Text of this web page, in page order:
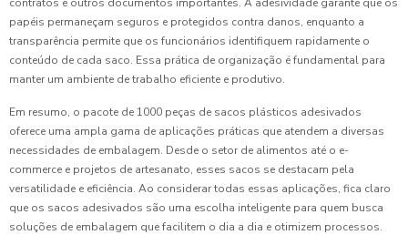
papéis permaneçam seguros e protegidos contra danos, enquanto a
transparência permite que os funcionários identifiquem rapidamente o
conteúdo de cada saco. Essa prática de organização é fundamental para
manter um ambiente de trabalho eficiente e produtivo.
Em resumo, o pacote de 1000 peças de sacos plásticos adesivados
oferece uma ampla gama de aplicações práticas que atendem a diversas
necessidades de embalagem. Desde o setor de alimentos até o e-
commerce e projetos de artesanato, esses sacos se destacam pela
versatilidade e eficiência. Ao considerar todas essas aplicações, fica claro
que os sacos adesivados são uma escolha inteligente para quem busca
soluções de embalagem que facilitem o dia a dia e otimizem processos.